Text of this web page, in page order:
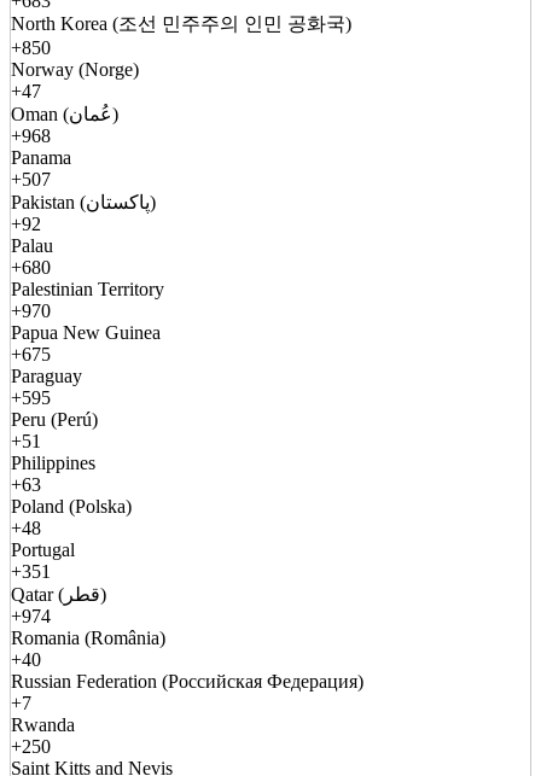
North Korea (조선 민주주의 인민 공화국)
+850
Norway (Norge)
+47
Oman (عُمان)
+968
Panama
+507
Pakistan (پاکستان)
+92
Palau
+680
Palestinian Territory
+970
Papua New Guinea
+675
Paraguay
+595
Peru (Perú)
+51
Philippines
+63
Poland (Polska)
+48
Portugal
+351
Qatar (قطر)
+974
Romania (România)
+40
Russian Federation (Российская Федерация)
+7
Rwanda
+250
Saint Kitts and Nevis